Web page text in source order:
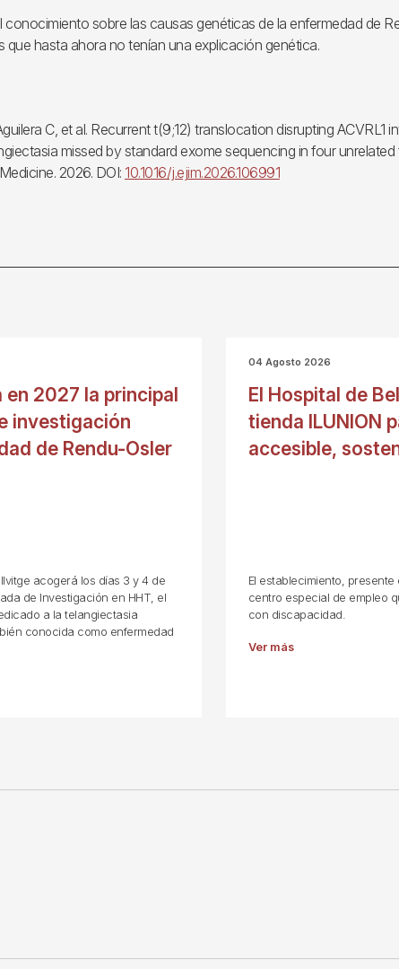
conocimiento sobre las causas genéticas de la enfermedad de
que hasta ahora no tenían una explicación genética.
C, et al. Recurrent t(9;12) translocation disrupting ACVRL1
missed by standard exome sequencing in four unrelated
2026. DOI: 10.1016/j.ejim.2026.106991
2027 la principal
investigación
de Rendu-Osler
acogerá los días 3 y 4 de
de Investigación en HHT, el
a la telangiectasia
conocida como enfermedad
04 Agosto 2026
El Hospital de
tienda ILUNION
accesible,
El establecimiento,
centro especial de empleo
con discapacidad.
Ver más